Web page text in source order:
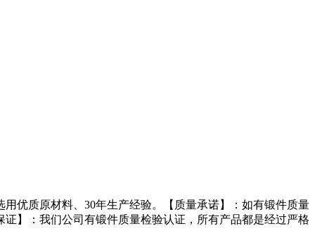
优质原材料、30年生产经验。【质量承诺】：如有锻件质量
】：我们公司有锻件质量检验认证，所有产品都是经过严格